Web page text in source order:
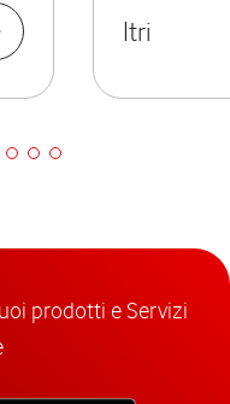
Itri
prodotti e Servizi